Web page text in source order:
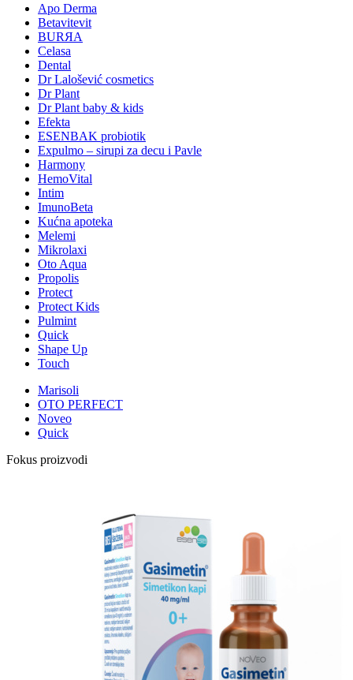
Apo Derma
Betavitevit
BURЯA
Celasa
Dental
Dr Lalošević cosmetics
Dr Plant
Dr Plant baby & kids
Efekta
ESENBAK probiotik
Expulmo – sirupi za decu i Pavle
Harmony
HemoVital
Intim
ImunoBeta
Kućna apoteka
Melemi
Mikrolaxi
Oto Aqua
Propolis
Protect
Protect Kids
Pulmint
Quick
Shape Up
Touch
Marisoli
OTO PERFECT
Noveo
Quick
Fokus proizvodi